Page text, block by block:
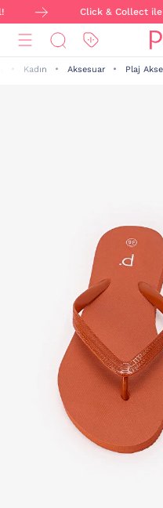
Click & Collect ile
Kadın Aksesuar Plaj